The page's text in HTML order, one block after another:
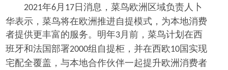
2021年6 月 17日消息，菜鸟欧洲区域负责人卜
华表示，菜鸟将在欧洲推进自提模式，为本地消费
者提供更丰富的服务。明年3 月前，菜鸟计划在西
班牙和法国部署2000组自提柜，并在西欧10国实现
宅配全覆盖，与本地合作伙伴一起提升欧洲消费者